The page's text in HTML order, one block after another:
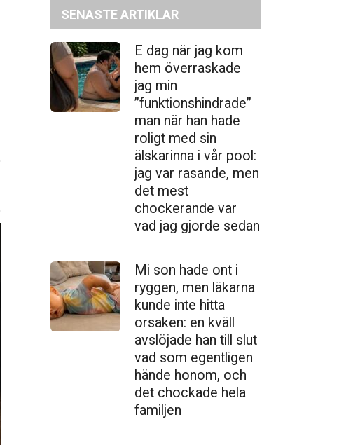
SENASTE ARTIKLAR
E dag när jag kom
hem överraskade
jag min
”funktionshindrade”
man när han hade
roligt med sin
älskarinna i vår pool:
jag var rasande, men
det mest
chockerande var
vad jag gjorde sedan
Mi son hade ont i
ryggen, men läkarna
kunde inte hitta
orsaken: en kväll
avslöjade han till slut
vad som egentligen
hände honom, och
det chockade hela
familjen